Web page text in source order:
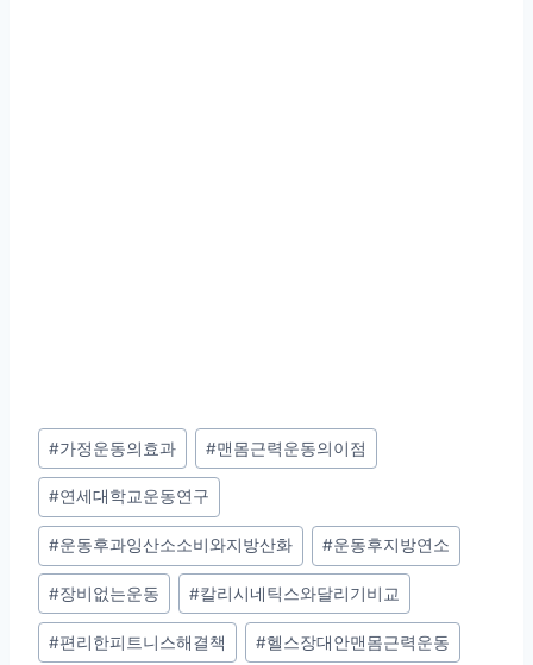
Post
Tags:
#가정운동의효과 #맨몸근력운동의이점
#연세대학교운동연구
#운동후과잉산소소비와지방산화 #운동후지방연소
#장비없는운동 #칼리시네틱스와달리기비교
#편리한피트니스해결책 #헬스장대안맨몸근력운동